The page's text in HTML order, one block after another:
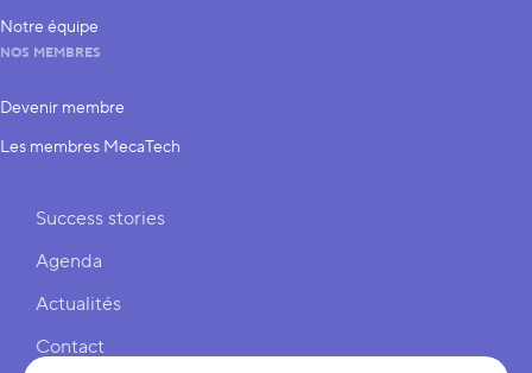
Notre équipe
NOS MEMBRES
Devenir membre
Les membres MecaTech
Liens rapides
Success stories
Agenda
Actualités
Contact